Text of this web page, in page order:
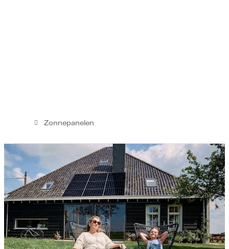
Zonnepanelen